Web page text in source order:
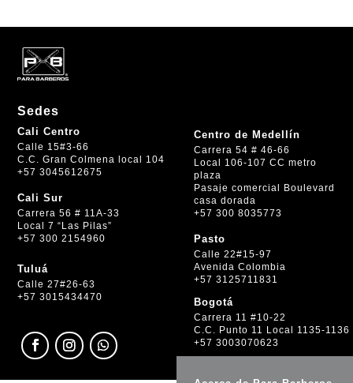
Sedes
Cali Centro
Calle 15#3-66
C.C. Gran Colmena local 104
+57 3045612675
Cali Sur
Carrera 56 # 11A-33
Local 7 “Las Pilas”
+57 300 2154960
Tuluá
Calle 27#26-63
+57 3015434470
Centro de Medellín
Carrera 54 # 46-66
Local 106-107 CC metro
plaza
Pasaje comercial Boulevard
casa dorada
+57 300 8035773
Pasto
Calle 22#15-97
Avenida Colombia
+57 3125711831
Bogotá
Carrera 11 #10-22
C.C. Punto 11 Local 1135-1136
+57 3003070623